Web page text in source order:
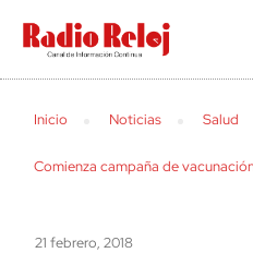
cerrar
Inicio Noticias Salud
Comienza campaña de
21 febrero, 2018